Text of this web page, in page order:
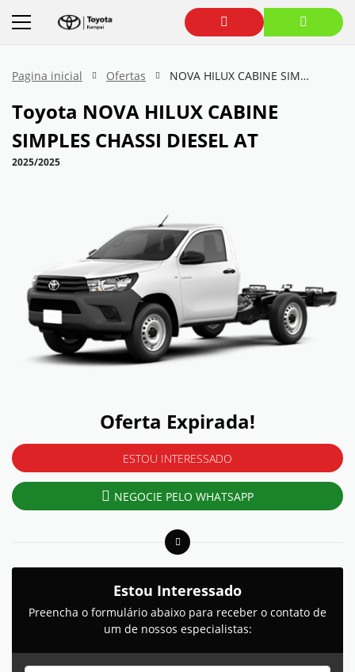
Pagina inicial Ofertas NOVA HILUX CABINE SIMPLES CHASSI DIESEL AT
Toyota NOVA HILUX CABINE
SIMPLES CHASSI DIESEL AT
2025/2025
Oferta Expirada!
ESTOU INTERESSADO
NEGOCIE PELO WHATSAPP
Estou Interessado
Preencha o formulário abaixo para receber o contato de
um de nossos especialistas: